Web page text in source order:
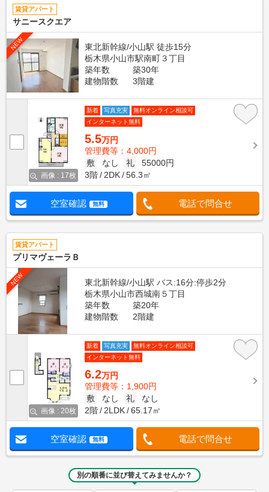
賃貸アパート
サニースクエア
NEW
東北新幹線/小山駅 徒歩15分
栃木県小山市駅南町３丁目
築年数
築30年
建物階数
3階建
画像 : 17枚
新着 写真充実
無料オンライン相談可
インターネット無料
5.5万円
管理費等：4,000円
敷
なし 礼
55000円
3階
2DK 56.3㎡
空室確認 無料 電話で問合せ
賃貸アパート
プリマヴェーラＢ
NEW
東北新幹線/小山駅 バス:16分:停歩2分
栃木県小山市西城南５丁目
築年数
築20年
建物階数
2階建
画像 : 20枚
新着 写真充実
無料オンライン相談可
インターネット無料
6.2万円
管理費等：1,900円
敷
なし 礼
なし
2階
2LDK 65.17㎡
空室確認 無料 電話で問合せ
別の順番に並び替えてみませんか？